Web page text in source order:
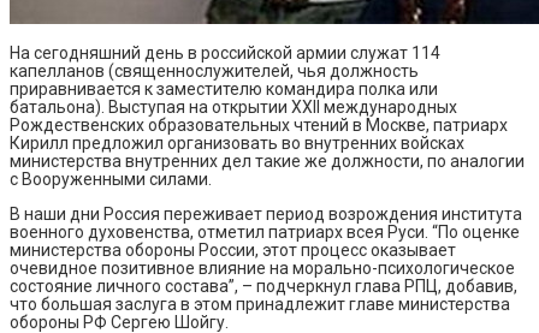
На сегодняшний день в российской армии служат 114
капелланов (священнослужителей, чья должность
приравнивается к заместителю командира полка или
батальона). Выступая на открытии XXII международных
Рождественских образовательных чтений в Москве, патриарх
Кирилл предложил организовать во внутренних войсках
министерства внутренних дел такие же должности, по аналогии
с Вооруженными силами.
В наши дни Россия переживает период возрождения института
военного духовенства, отметил патриарх всея Руси. “По оценке
министерства обороны России, этот процесс оказывает
очевидное позитивное влияние на морально-психологическое
состояние личного состава”, – подчеркнул глава РПЦ, добавив,
что большая заслуга в этом принадлежит главе министерства
обороны РФ Сергею Шойгу.